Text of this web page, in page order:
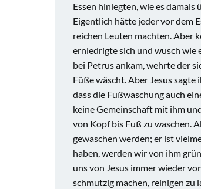
Essen hinlegten, wie es
Eigentlich hätte jeder vor dem
reichen Leuten machten. Aber
erniedrigte sich und wusch wie
bei Petrus ankam, wehrte der
Füße wäscht. Aber Jesus sagte
dass die Fußwaschung auch
keine Gemeinschaft mit ihm
von Kopf bis Fuß zu waschen.
gewaschen werden; er ist
haben, werden wir von ihm
uns von Jesus immer wieder
schmutzig machen, reinigen zu